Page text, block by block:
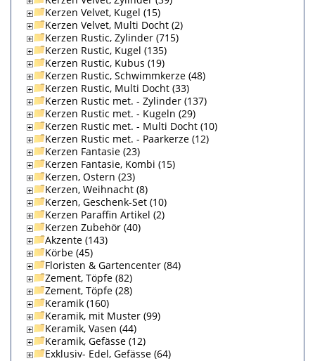
Kerzen Velvet, Kugel (15)
Kerzen Velvet, Multi Docht (2)
Kerzen Rustic, Zylinder (715)
Kerzen Rustic, Kugel (135)
Kerzen Rustic, Kubus (19)
Kerzen Rustic, Schwimmkerze (48)
Kerzen Rustic, Multi Docht (33)
Kerzen Rustic met. - Zylinder (137)
Kerzen Rustic met. - Kugeln (29)
Kerzen Rustic met. - Multi Docht (10)
Kerzen Rustic met. - Paarkerze (12)
Kerzen Fantasie (23)
Kerzen Fantasie, Kombi (15)
Kerzen, Ostern (23)
Kerzen, Weihnacht (8)
Kerzen, Geschenk-Set (10)
Kerzen Paraffin Artikel (2)
Kerzen Zubehör (40)
Akzente (143)
Körbe (45)
Floristen & Gartencenter (84)
Zement, Töpfe (82)
Zement, Töpfe (28)
Keramik (160)
Keramik, mit Muster (99)
Keramik, Vasen (44)
Keramik, Gefässe (12)
Exklusiv- Edel, Gefässe (64)